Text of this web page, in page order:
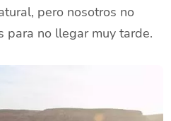
pero nosotros no
para no llegar muy tarde.